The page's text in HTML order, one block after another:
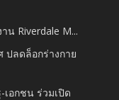
น Riverdale M...
ลดล็อกร่างกาย
อกชน ร่วมเปิด